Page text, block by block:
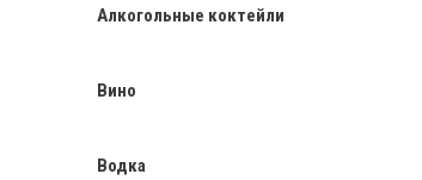
Алкогольные коктейли
Вино
Водка